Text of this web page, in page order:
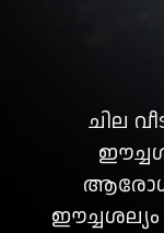
ചില
ഈച്ചശല്യം